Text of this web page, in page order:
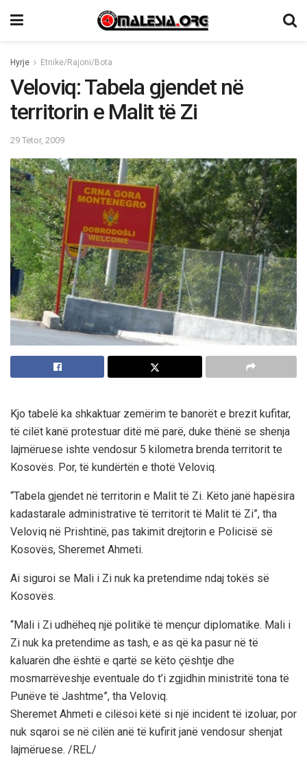
Hyrje Etnike/Rajoni/Bota
Veloviq: Tabela gjendet në
territorin e Malit të Zi
29 Tetor, 2009
Kjo tabelë ka shkaktuar zemërim te banorët e brezit kufitar,
të cilët kanë protestuar ditë më parë, duke thënë se shenja
lajmëruese ishte vendosur 5 kilometra brenda territorit te
Kosovës. Por, të kundërtën e thotë Veloviq.
“Tabela gjendet në territorin e Malit të Zi. Këto janë hapësira
kadastarale administrative të territorit të Malit të Zi”, tha
Veloviq në Prishtinë, pas takimit drejtorin e Policisë së
Kosovës, Sheremet Ahmeti.
Ai siguroi se Mali i Zi nuk ka pretendime ndaj tokës së
Kosovës.
“Mali i Zi udhëheq një politikë të mençur diplomatike. Mali i
Zi nuk ka pretendime as tash, e as që ka pasur në të
kaluarën dhe është e qartë se këto çështje dhe
mosmarrëveshje eventuale do t’i zgjidhin ministritë tona të
Punëve të Jashtme”, tha Veloviq.
Sheremet Ahmeti e cilësoi këtë si një incident të izoluar, por
nuk sqaroi se në cilën anë të kufirit janë vendosur shenjat
lajmëruese. /REL/